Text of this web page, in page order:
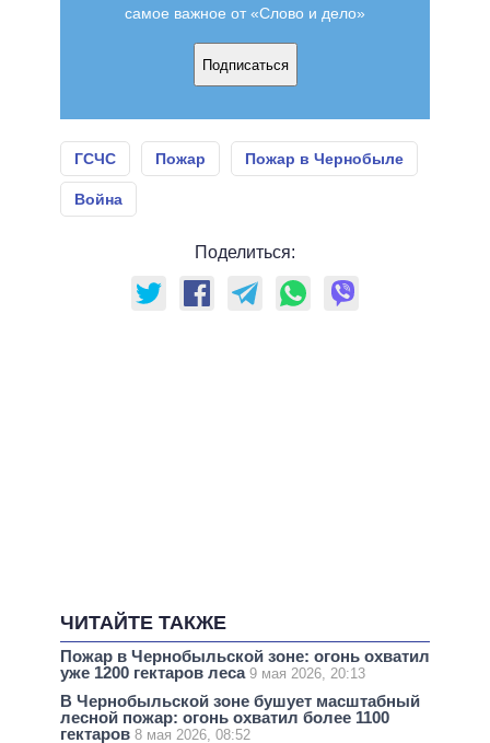
самое важное от «Слово и дело»
Подписаться
ГСЧС Пожар Пожар в Чернобыле
Война
Поделиться:
ЧИТАЙТЕ ТАКЖЕ
Пожар в Чернобыльской зоне: огонь охватил
уже 1200 гектаров леса 9 мая 2026, 20:13
В Чернобыльской зоне бушует масштабный
лесной пожар: огонь охватил более 1100
гектаров 8 мая 2026, 08:52